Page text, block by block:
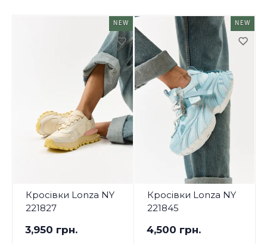
NEW
Кросівки Lonza NY
221827
3,950 грн.
NEW
Кросівки Lonza NY
221845
4,500 грн.